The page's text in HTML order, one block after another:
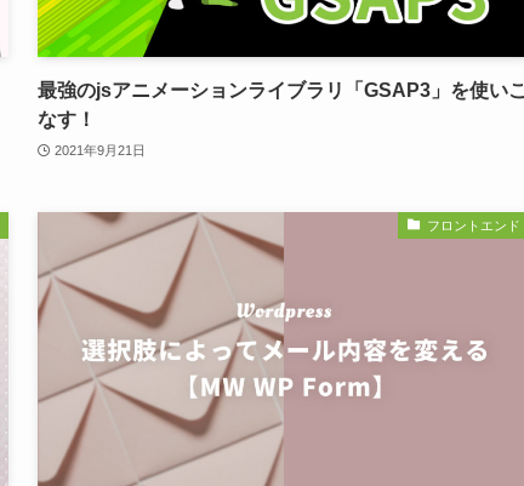
最強のjsアニメーションライブラリ「GSAP3」を使いこ
なす！
2021年9月21日
フロントエンド